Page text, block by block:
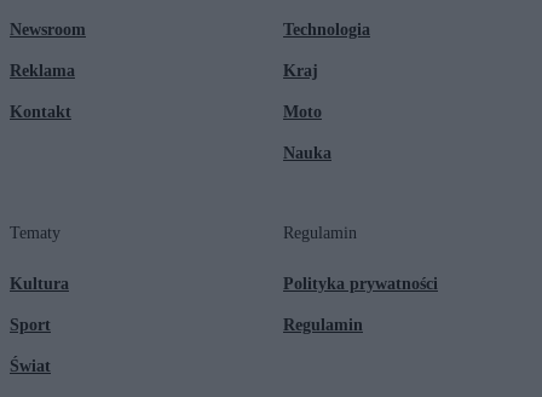
Newsroom
Reklama
Kontakt
Technologia
Kraj
Moto
Nauka
Tematy
Kultura
Sport
Świat
Regulamin
Polityka prywatności
Regulamin